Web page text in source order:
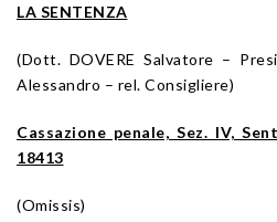
LA SENTENZA
(Dott. DOVERE Salvatore –
Alessandro – rel. Consigliere)
Cassazione penale, Sez. IV,
18413
(Omissis)